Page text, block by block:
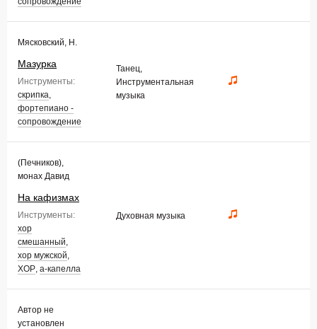
Мясковский, Н.
Мазурка
Инструменты:
скрипка,
фортепиано -
сопровождение
Танец,
Инструментальная
музыка
(Печников),
монах Давид
На кафизмах
Инструменты:
хор
смешанный,
хор мужской,
ХОР, а-капелла
Духовная музыка
Автор не
установлен